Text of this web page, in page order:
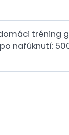
tréning
nafúknutí: